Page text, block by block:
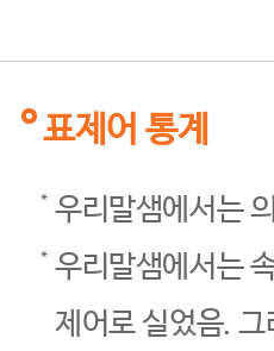
표제어 통계
우리말샘에서는
우리말샘에서는
제어로 실었음.